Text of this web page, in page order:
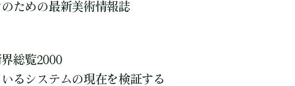
ための最新美術情報誌
総覧2000
るシステムの現在を検証する